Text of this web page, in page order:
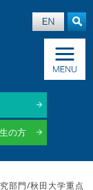
の方
部門/秋田大学重点